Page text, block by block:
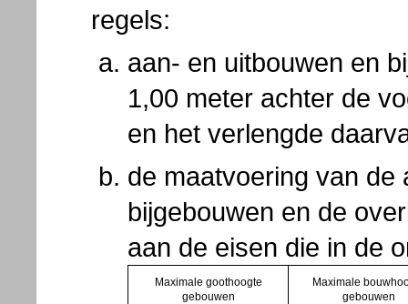
regels:
aan- en uitbouwen en
1,00 meter achter de
en het verlengde
de maatvoering van de
bijgebouwen en de
aan de eisen die in de
Maximale goothoogte
gebouwen
Maximale
gebouwen